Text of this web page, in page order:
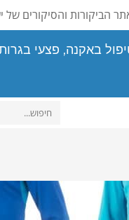
הביקורות והסיקורים של
באקנה, פצעי